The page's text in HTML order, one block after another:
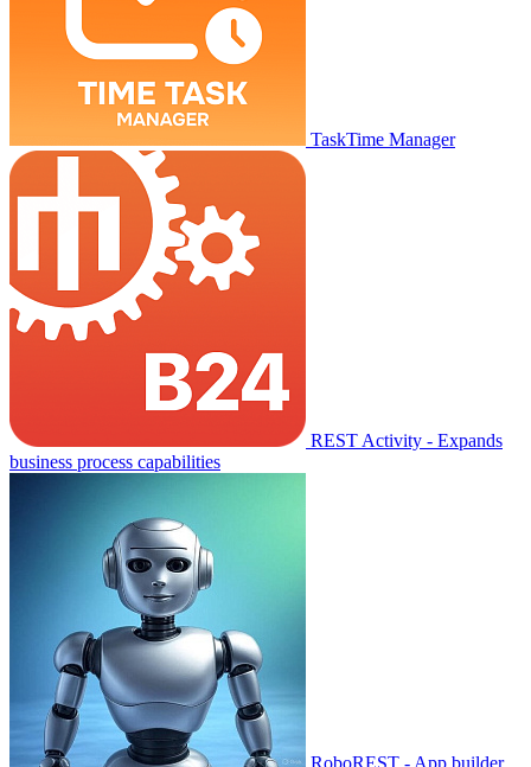
TaskTime Manager
REST Activity - Expands
business process capabilities
RoboREST - App builder